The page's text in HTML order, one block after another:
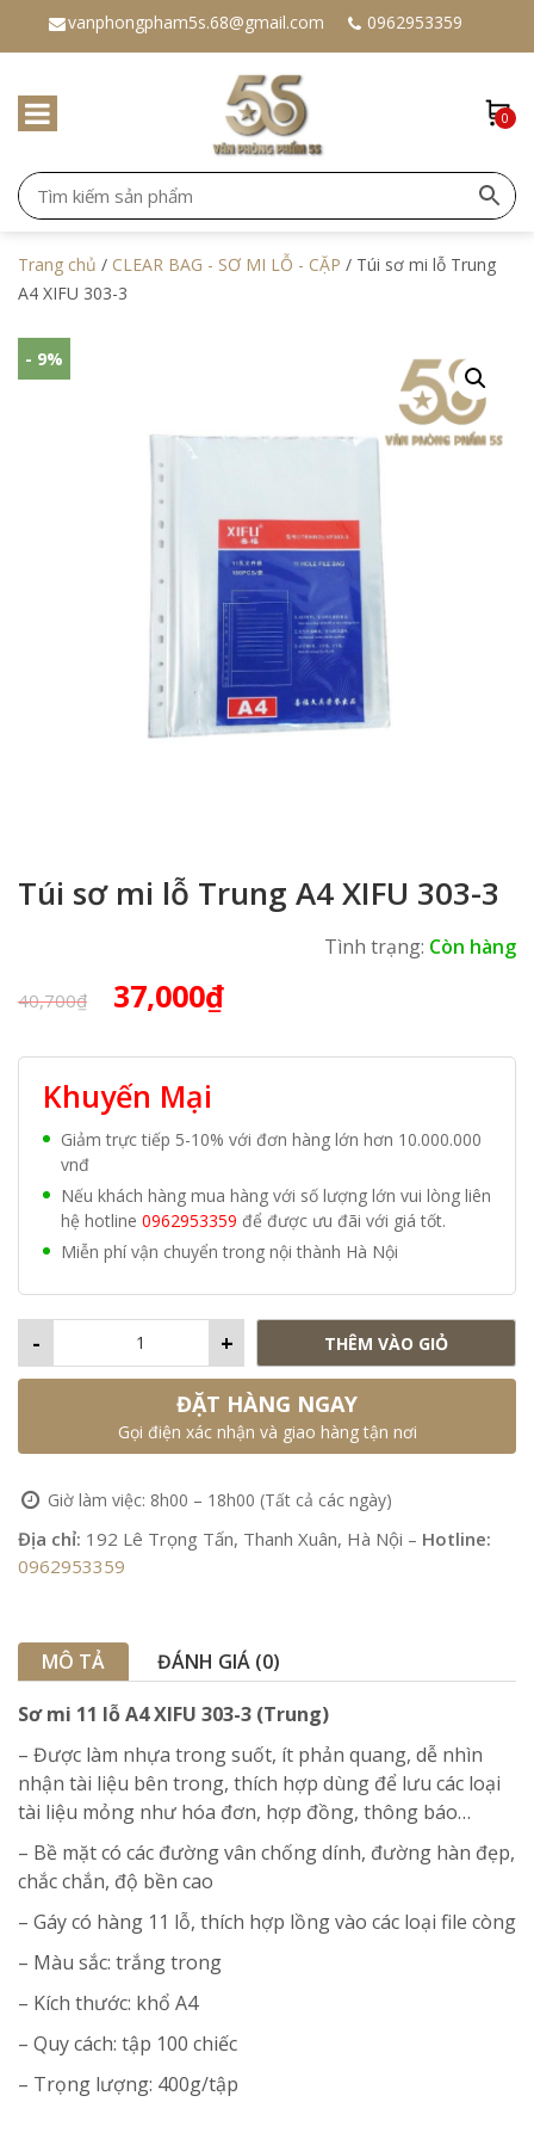
vanphongpham5s.68@gmail.com 0962953359
0
Trang chủ / CLEAR BAG - SƠ MI LỖ - CẶP / Túi sơ mi lỗ Trung
A4 XIFU 303-3
- 9%
Túi sơ mi lỗ Trung A4 XIFU 303-3
Tình trạng: Còn hàng
40,700₫ Giá
gốc
là:
40,700₫.
37,000₫Giá
tại
Khuyến Mại
Giảm trực tiếp 5-10% với đơn hàng lớn hơn 10.000.000
vnđ
Nếu khách hàng mua hàng với số lượng lớn vui lòng liên
hệ hotline 0962953359 để được ưu đãi với giá tốt.
Miễn phí vận chuyển trong nội thành Hà Nội
+
- THÊM VÀO GIỎ
ĐẶT HÀNG NGAY
Gọi điện xác nhận và giao hàng tận nơi
Giờ làm việc: 8h00 – 18h00 (Tất cả các ngày)
Địa chỉ: 192 Lê Trọng Tấn, Thanh Xuân, Hà Nội – Hotline:
0962953359
MÔ TẢ
ĐÁNH GIÁ (0)
Sơ mi 11 lỗ A4 XIFU 303-3 (Trung)
– Được làm nhựa trong suốt, ít phản quang, dễ nhìn
nhận tài liệu bên trong, thích hợp dùng để lưu các loại
tài liệu mỏng như hóa đơn, hợp đồng, thông báo…
– Bề mặt có các đường vân chống dính, đường hàn đẹp,
chắc chắn, độ bền cao
– Gáy có hàng 11 lỗ, thích hợp lồng vào các loại file còng
– Màu sắc: trắng trong
– Kích thước: khổ A4
– Quy cách: tập 100 chiếc
– Trọng lượng: 400g/tập